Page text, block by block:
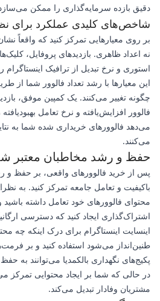
دقیق بازده سرمایه‌گذاری را ممکن
شاخص‌های کلیدی عملکرد برای
بر روی معیارهایی تمرکز کنید که واقعاً
نه اعداد ظاهری. بازدیدهای پروفایل،
استوری و نرخ تبدیل از ترافیک اینستاگرام
این معیارها با رشد تعداد فالوور شما از
چگونه تغییر می‌کنند. یک کمپین موفق،
فالوور افزایش‌یافته و نرخ تعامل
می‌دهد فالوورهای خریداری شده شما به
می‌کنند.
حفظ و رشد مخاطبان معتبر
پس از خرید فالوورهای واقعی، بر حفظ و
محتوای فالوورهای خود تعامل داشته
اشتراک‌گذاری ایجاد کنید که دسترسی
اینسایت اینستاگرام برای درک اینکه چه
پکیج‌های نگهداری بالکمدیا می‌توانند
در حالی که شما بر ایجاد محتوایی تمرکز
مشتریان وفادار تبدیل می‌کند.